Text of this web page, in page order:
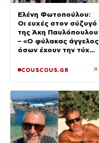
Ελένη Φωτοπούλου:
Οι ευχές στον σύζυγό
της Άκη Παυλόπουλου
– «Ο φύλακας άγγελος
όσων έχουν την τύχη
του»
COUSCOUS.GR ↗